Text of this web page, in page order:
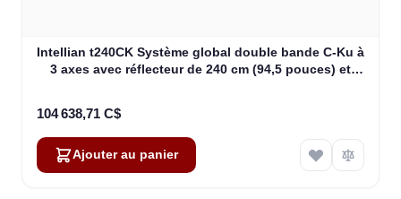
Intellian t240CK Système global double bande C-Ku à
3 axes avec réflecteur de 240 cm (94,5 pouces) et
104 638,71 C$
Ajouter au panier